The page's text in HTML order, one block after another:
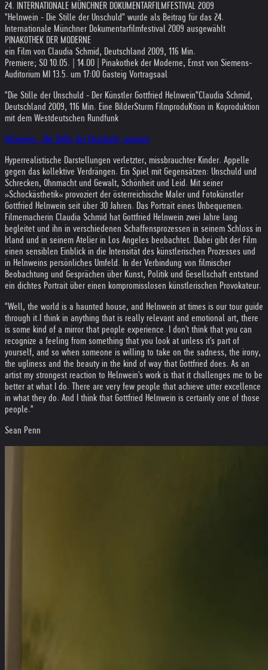
24. INTERNATIONALE MÜNCHNER DOKUMENTARFILMFESTIVAL 2009
"Helnwein - Die Stille der Unschuld" wurde als Beitrag für das 24.
Internationale Münchner Dokumentarfilmfestival 2009 ausgewählt
PINAKOTHEK DER MODERNE
ein Film von Claudia Schmid, Deutschland 2009, 116 Min.
Premiere; SO 10.05. | 14.00 | Pinakothek der Moderne, Ernst von Siemens-
Auditorium MI 13.5. um 17:00 Gasteig Vortragsaal
"Die Stille der Unschuld - Der Künstler Gottfried Helnwein"Claudia Schmid,
Deutschland 2009, 116 Min. Eine BilderSturm FilmproduKtion in Koproduktion
mit dem Westdeutschen Rundfunk
Helnwein - Die Stille der Unschuld, amazon
Hyperrealistische Darstellungen verletzter, missbrauchter Kinder. Appelle
gegen das kollektive Verdrängen. Ein Spiel mit Gegensätzen: Unschuld und
Schrecken, Ohnmacht und Gewalt, Schönheit und Leid. Mit seiner
»Schockästhetik« provoziert der österreichische Maler und Fotokünstler
Gottfried Helnwein seit über 30 Jahren. Das Portrait eines Unbequemen.
Filmemacherin Claudia Schmid hat Gottfried Helnwein zwei Jahre lang
begleitet und ihn in verschiedenen Schaffensprozessen in seinem Schloss in
Irland und in seinem Atelier in Los Angeles beobachtet. Dabei gibt der Film
einen sensiblen Einblick in die Intensität des künstlerischen Prozesses und
in Helnweins persönliches Umfeld. In der Verbindung von filmischer
Beobachtung und Gesprächen über Kunst, Politik und Gesellschaft entstand
ein dichtes Portrait über einen kompromisslosen künstlerischen Provokateur.
"Well, the world is a haunted house, and Helnwein at times is our tour guide
through it. I think in anything that is really relevant and emotional art, there
is some kind of a mirror that people experience. I don't think that you can
recognize a feeling from something that you look at unless it's part of
yourself, and so when someone is willing to take on the sadness, the irony,
the ugliness and the beauty in the kind of way that Gottfried does. As an
artist my strongest reaction to Helnwein's work is that it challenges me to be
better at what I do. There are very few people that achieve utter excellence
in what they do. And I think that Gottfried Helnwein is certainly one of those
people."
Sean Penn